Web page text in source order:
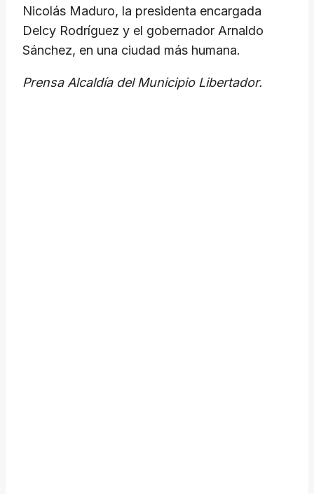
Nicolás Maduro, la presidenta encargada
Delcy Rodríguez y el gobernador Arnaldo
Sánchez, en una ciudad más humana.
Prensa Alcaldía del Municipio Libertador.